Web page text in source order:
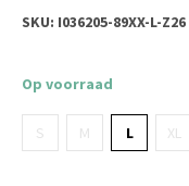
SKU: I036205-89XX-L-Z26
Op voorraad
S M L XL